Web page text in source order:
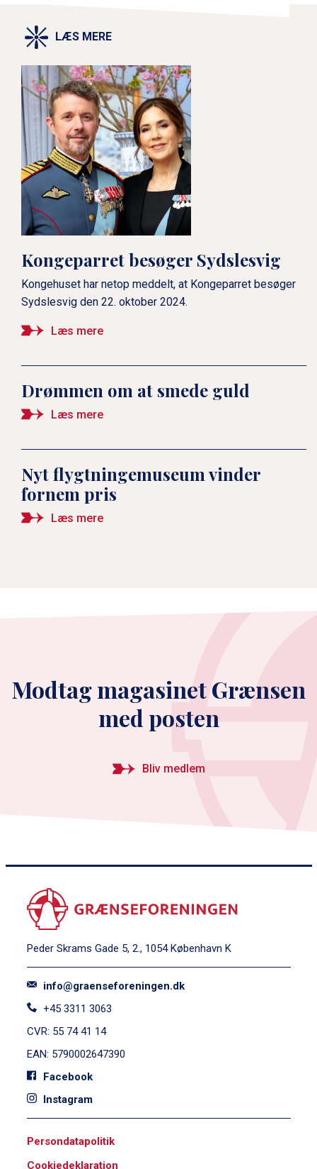
LÆS MERE
Kongeparret besøger Sydslesvig
Kongehuset har netop meddelt, at Kongeparret besøger
Sydslesvig den 22. oktober 2024.
Læs mere
Drømmen om at smede guld
Læs mere
Nyt flygtningemuseum vinder
fornem pris
Læs mere
Modtag magasinet Grænsen
med posten
Bliv medlem
Peder Skrams Gade 5, 2., 1054 København K
info@graenseforeningen.dk
+45 3311 3063
CVR: 55 74 41 14
EAN: 5790002647390
Facebook
Instagram
iPersondatapolitik
Cookiedeklaration